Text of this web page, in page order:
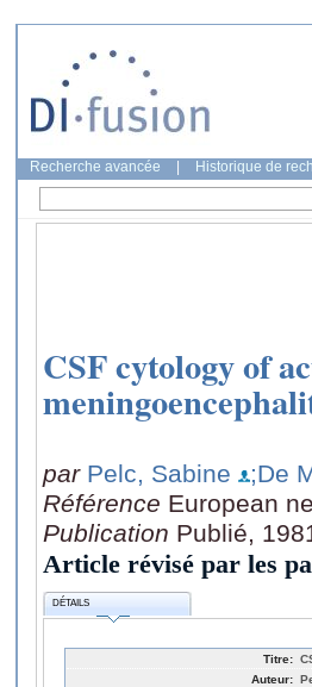
Recherche avancée Historique de
CSF cytology of
par Pelc, Sabine
;De
Référence European
Publication Publié,
Article révisé par les
DÉTAILS
Titre:
Auteur: